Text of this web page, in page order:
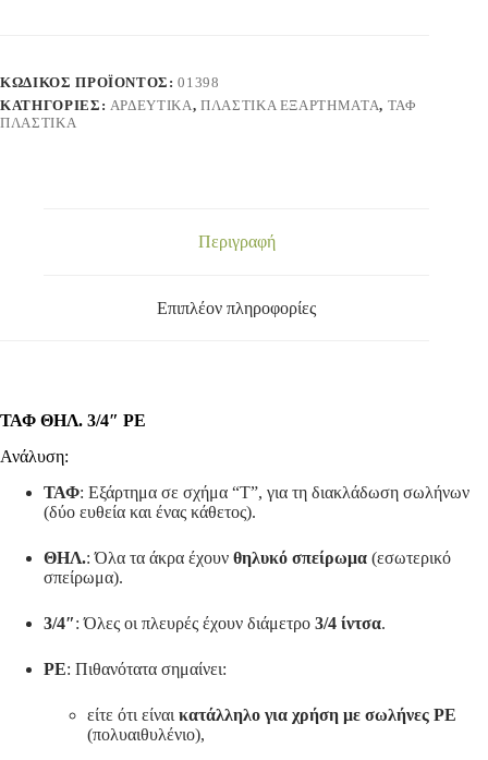
ΚΩΔΙΚΌΣ ΠΡΟΪΌΝΤΟΣ:01398
ΚΑΤΗΓΟΡΊΕΣ: ΑΡΔΕΥΤΙΚΑ, ΠΛΑΣΤΙΚΑ ΕΞΑΡΤΗΜΑΤΑ, ΤΑΦ
ΠΛΑΣΤΙΚΑ
Περιγραφή
Επιπλέον πληροφορίες
ΤΑΦ ΘΗΛ. 3/4″ ΡΕ
Ανάλυση:
ΤΑΦ: Εξάρτημα σε σχήμα “T”, για τη διακλάδωση σωλήνων
(δύο ευθεία και ένας κάθετος).
ΘΗΛ.: Όλα τα άκρα έχουν θηλυκό σπείρωμα (εσωτερικό
σπείρωμα).
3/4″: Όλες οι πλευρές έχουν διάμετρο 3/4 ίντσα.
ΡΕ: Πιθανότατα σημαίνει:
είτε ότι είναι κατάλληλο για χρήση με σωλήνες ΡΕ
(πολυαιθυλένιο),